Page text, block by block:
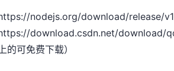
nodejs.org/download/release/
download.csdn.net/download/
的可免费下载）